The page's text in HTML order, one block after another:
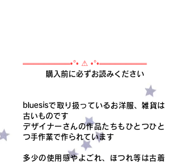
═════════•°• ⚠ •°•═════════
購入前に必ずお読みください
bluesisで取り扱っているお洋服、雑貨は
古いものです
デザイナーさんの作品たちもひとつひと
つ手作業で作られています
多少の使用感やよごれ、ほつれ等は古着